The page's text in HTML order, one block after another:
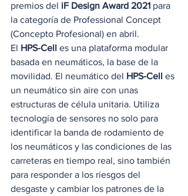
premios del iF Design Award 2021 para
la categoría de Professional Concept
(Concepto Profesional) en abril.
El HPS-Cell es una plataforma modular
basada en neumáticos, la base de la
movilidad. El neumático del HPS-Cell es
un neumático sin aire con unas
estructuras de célula unitaria. Utiliza
tecnología de sensores no solo para
identificar la banda de rodamiento de
los neumáticos y las condiciones de las
carreteras en tiempo real, sino también
para responder a los riesgos del
desgaste y cambiar los patrones de la